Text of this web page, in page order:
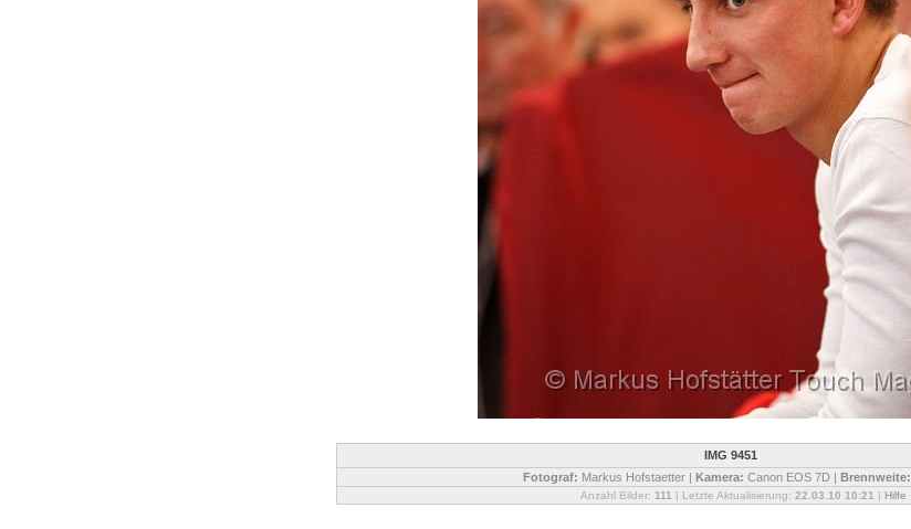
IMG 9451
Fotograf: Markus Hofstaetter | Kamera: Canon EOS 7D | Brennweite:
Anzahl Bilder: 111 | Letzte Aktualisierung: 22.03.10 10:21 | Hilfe